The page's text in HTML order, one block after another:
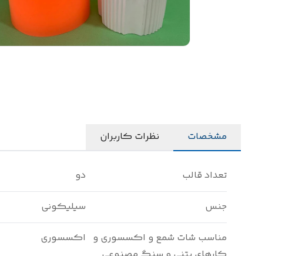
مشخصات نظرات کاربران
تعداد قالب دو
جنس سیلیکونی
مناسب شات شمع و اکسسوری و اکسسوری